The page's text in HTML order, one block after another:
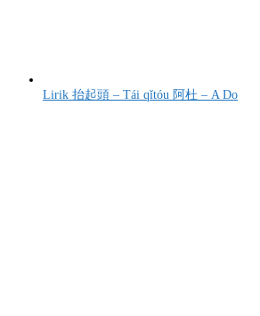
Lirik 抬起頭 – Tái qǐtóu 阿杜 – A Do